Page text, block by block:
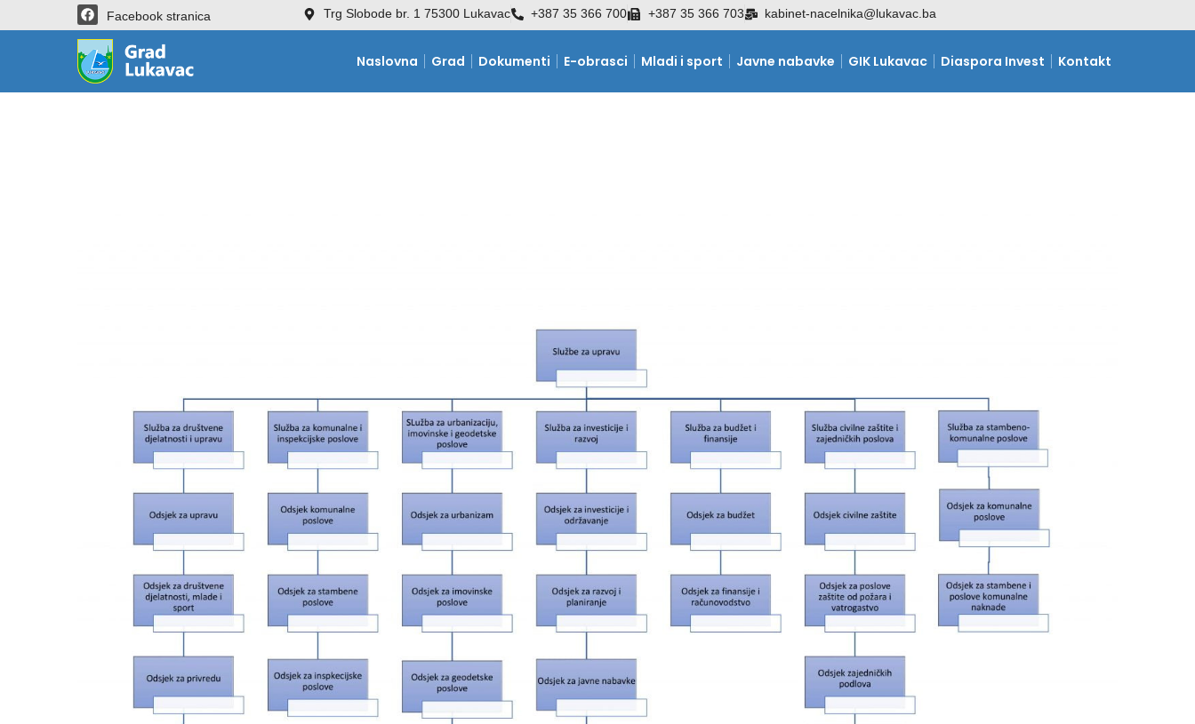
Trg Slobode br. 1 75300 Lukavac +387 35 366 700 +387 35 366 703 kabinet-nacelnika@lukavac.ba
Facebook stranica
Naslovna Grad Dokumenti E-obrasci Mladi i sport Javne nabavke GIK Lukavac Diaspora Invest Kontakt